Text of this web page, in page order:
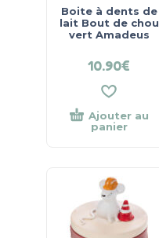
Boite à dents de
lait Bout de chou
vert Amadeus
10.90€
Ajouter au
panier